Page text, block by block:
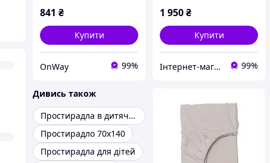
841 ₴
Купити
OnWay 99%
1 950₴
Купити
Інтернет-магазин SaleX 99%
Дивись також
Простирадла в дитяче ліжечко
Простирадло 70х140
Простирадла для дітей